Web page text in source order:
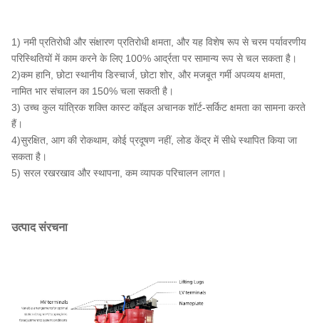
1) नमी प्रतिरोधी और संक्षारण प्रतिरोधी क्षमता, और यह विशेष रूप से चरम पर्यावरणीय
परिस्थितियों में काम करने के लिए 100% आर्द्रता पर सामान्य रूप से चल सकता है।
2)कम हानि, छोटा स्थानीय डिस्चार्ज, छोटा शोर, और मजबूत गर्मी अपव्यय क्षमता,
नामित भार संचालन का 150% चला सकती है।
3) उच्च कुल यांत्रिक शक्ति कास्ट कॉइल अचानक शॉर्ट-सर्किट क्षमता का सामना करते
हैं।
4)सुरक्षित, आग की रोकथाम, कोई प्रदूषण नहीं, लोड केंद्र में सीधे स्थापित किया जा
सकता है।
5) सरल रखरखाव और स्थापना, कम व्यापक परिचालन लागत।
उत्पाद संरचना